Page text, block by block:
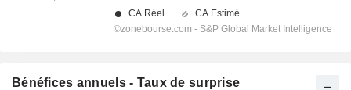
Bénéfices annuels - Taux de surprise